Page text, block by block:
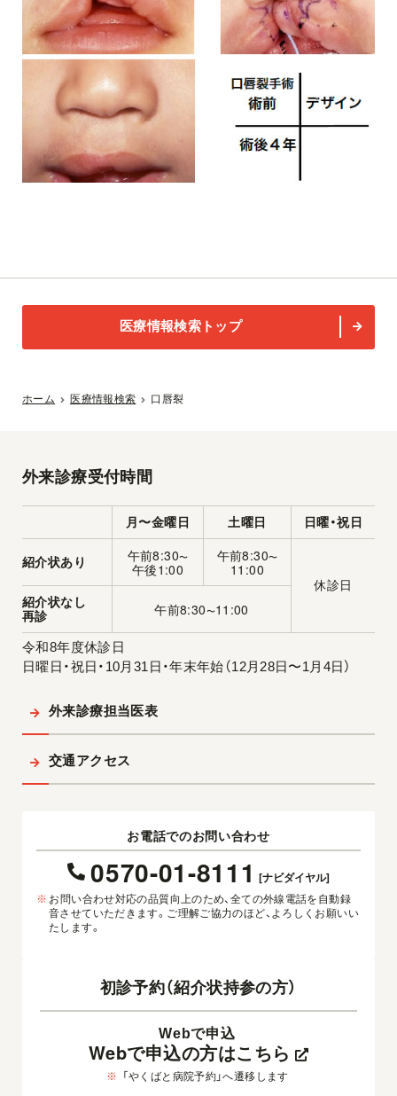
医療情報検索トップ
ホーム 医療情報検索 口唇裂
外来診療受付時間
月〜金曜日 土曜日 日曜・祝日
紹介状あり 午前8:30〜
午後1:00
午前8:30〜
11:00
休診日
紹介状なし
再診
午前8:30〜11:00
令和8年度休診日
日曜日・祝日・10月31日・年末年始（12月28日〜1月4日）
外来診療担当医表
交通アクセス
お電話でのお問い合わせ
0570-01-8111 [ナビダイヤル]
※ お問い合わせ対応の品質向上のため、全ての外線電話を自動録
音させていただきます。ご理解ご協力のほど、よろしくお願いい
たします。
初診予約（紹介状持参の方）
Webで申込
Webで申込の方はこちら
※ 「やくばと病院予約」へ遷移します